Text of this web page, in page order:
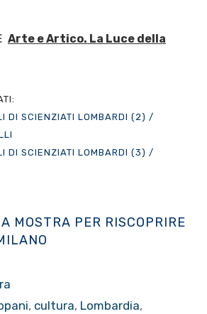
Arte e Artico. La Luce della
DI SCIENZIATI LOMBARDI (2) /
DI SCIENZIATI LOMBARDI (3) /
MOSTRA PER RISCOPRIRE
, cultura, Lombardia,